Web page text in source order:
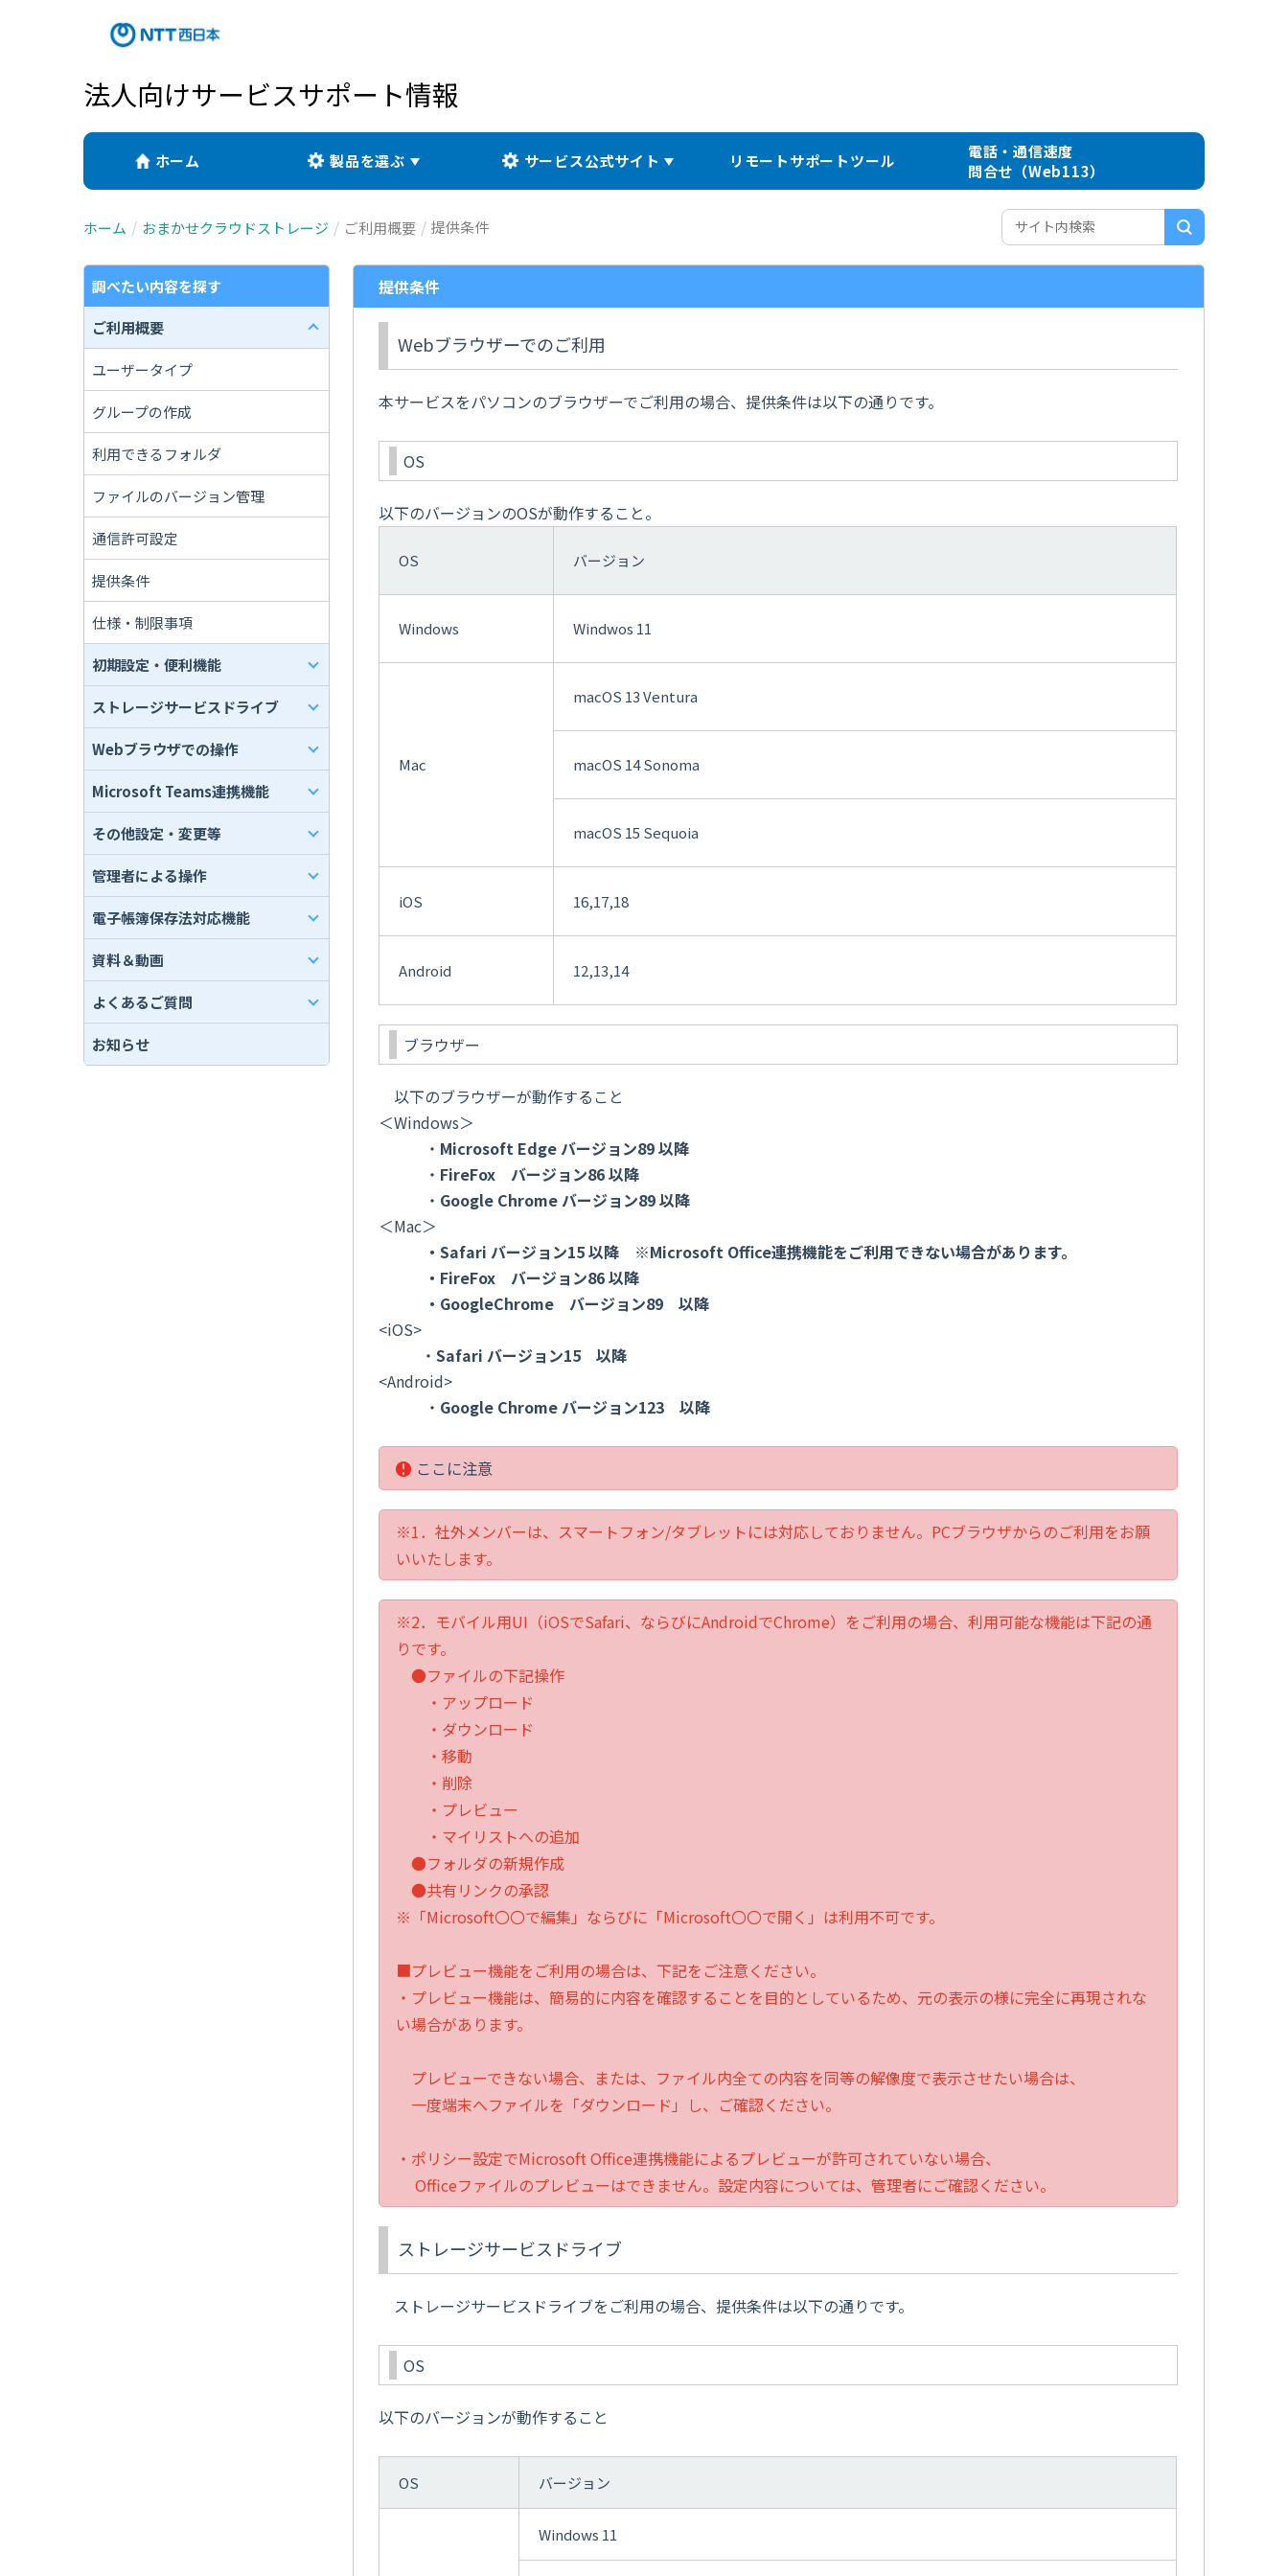
法人向けサービスサポート情報
ホーム 製品を選ぶ サービス公式サイト リモートサポートツール
電話・通信速度
問合せ（Web113）
ホーム おまかせクラウドストレージ ご利用概要 提供条件
調べたい内容を探す
ご利用概要
ユーザータイプ
グループの作成
利用できるフォルダ
ファイルのバージョン管理
通信許可設定
提供条件
仕様・制限事項
初期設定・便利機能
ストレージサービスドライブ
Webブラウザでの操作
Microsoft Teams連携機能
その他設定・変更等
管理者による操作
電子帳簿保存法対応機能
資料＆動画
よくあるご質問
お知らせ
提供条件
Webブラウザーでのご利用
本サービスをパソコンのブラウザーでご利用の場合、提供条件は以下の通りです。
OS
以下のバージョンのOSが動作すること。
OS バージョン
Windows Windwos 11
Mac
macOS 13 Ventura
macOS 14 Sonoma
macOS 15 Sequoia
iOS 16,17,18
Android 12,13,14
ブラウザー
以下のブラウザーが動作すること
＜Windows＞
・ Microsoft Edge バージョン89以降
・ FireFox バージョン86以降
・ Google Chrome バージョン89以降
＜Mac＞
・Safari バージョン15以降 ※Microsoft Office連携機能をご利用できない場合があります。
・FireFox
バージョン86以降
・GoogleChrome バージョン89 以降
<iOS>
・Safari バージョン15 以降
<Android>
・ Google Chrome バージョン123 以降
ここに注意
※1．社外メンバーは、スマートフォン/タブレットには対応しておりません。PCブラウザからのご利用をお願
いいたします。
※2．モバイル用UI（iOSでSafari、ならびにAndroidでChrome）をご利用の場合、利用可能な機能は下記の通
りです。
●ファイルの下記操作
・アップロード
・ダウンロード
・移動
・削除
・プレビュー
・マイリストへの追加
●フォルダの新規作成
●共有リンクの承認
※「Microsoft〇〇で編集」ならびに「Microsoft〇〇で開く」は利用不可です。
■プレビュー機能をご利用の場合は、下記をご注意ください。
・プレビュー機能は、簡易的に内容を確認することを目的としているため、元の表示の様に完全に再現されな
い場合があります。
プレビューできない場合、または、ファイル内全ての内容を同等の解像度で表示させたい場合は、
一度端末へファイルを「ダウンロード」し、ご確認ください。
・ポリシー設定でMicrosoft Office連携機能によるプレビューが許可されていない場合、
Officeファイルのプレビューはできません。設定内容については、管理者にご確認ください。
ストレージサービスドライブ
ストレージサービスドライブをご利用の場合、提供条件は以下の通りです。
OS
以下のバージョンが動作すること
OS バージョン
Windows 11